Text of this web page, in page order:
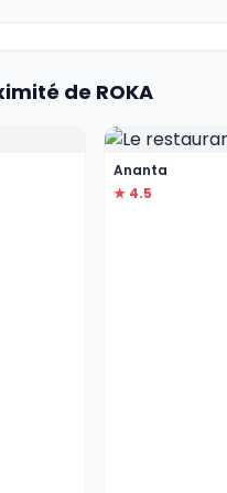
de ROKA
Ananta
★ 4.5